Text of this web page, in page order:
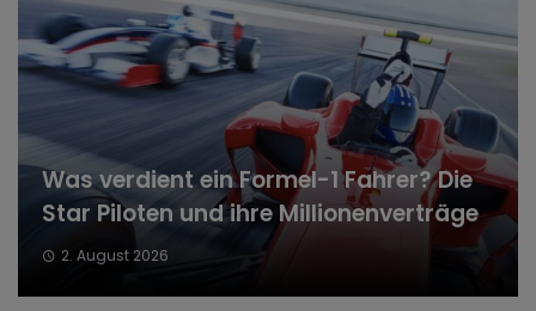
Was verdient ein Formel-1 Fahrer? Die
Star Piloten und ihre Millionenverträge
2. August 2026